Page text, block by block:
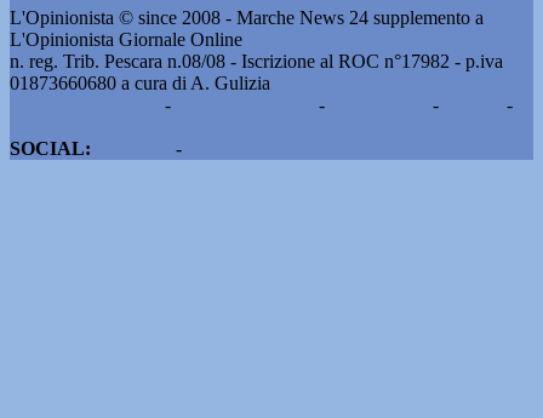
L'Opinionista © since 2008 - Marche News 24 supplemento a
L'Opinionista Giornale Online
n. reg. Trib. Pescara n.08/08 - Iscrizione al ROC n°17982 - p.iva
01873660680 a cura di A. Gulizia
- - -
-
SOCIAL:
-